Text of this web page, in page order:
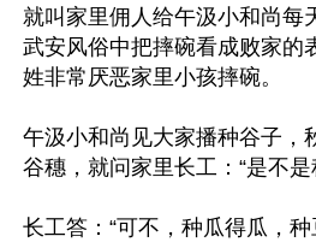
就叫家里佣人给午汲小和尚每
武安风俗中把摔碗看成败家的
姓非常厌恶家里小孩摔碗。
午汲小和尚见大家播种谷子，
谷穗，就问家里长工：“是不
长工答：“可不，种瓜得瓜，种